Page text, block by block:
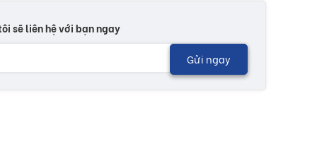
sẽ liên hệ với bạn ngay
Gửi ngay